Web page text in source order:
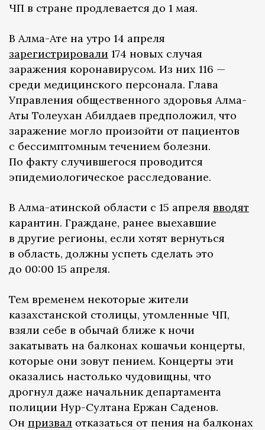
ЧП в стране продлевается до 1 мая.
В Алма-Ате на утро 14 апреля
зарегистрировали 174 новых случая
заражения коронавирусом. Из них 116 —
среди медицинского персонала. Глава
Управления общественного здоровья Алма-
Аты Толеухан Абилдаев предположил, что
заражение могло произойти от пациентов
с бессимптомным течением болезни.
По факту случившегося проводится
эпидемиологическое расследование.
В Алма-атинской области с 15 апреля вводят
карантин. Граждане, ранее выехавшие
в другие регионы, если хотят вернуться
в область, должны успеть сделать это
до 00:00 15 апреля.
Тем временем некоторые жители
казахстанской столицы, утомленные ЧП,
взяли себе в обычай ближе к ночи
закатывать на балконах кошачьи концерты,
которые они зовут пением. Концерты эти
оказались настолько чудовищны, что
дрогнул даже начальник департамента
полиции Нур-Султана Ержан Саденов.
Он призвал отказаться от пения на балконах